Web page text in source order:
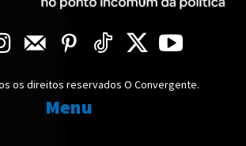
os direitos reservados O Convergente.
Menu